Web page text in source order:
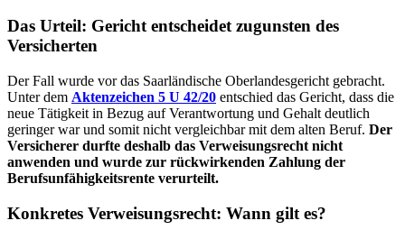
Das Urteil: Gericht entscheidet zugunsten des
Versicherten
Der Fall wurde vor das Saarländische Oberlandesgericht gebracht.
Unter dem Aktenzeichen 5 U 42/20 entschied das Gericht, dass die
neue Tätigkeit in Bezug auf Verantwortung und Gehalt deutlich
geringer war und somit nicht vergleichbar mit dem alten Beruf. Der
Versicherer durfte deshalb das Verweisungsrecht nicht
anwenden und wurde zur rückwirkenden Zahlung der
Berufsunfähigkeitsrente verurteilt.
Konkretes Verweisungsrecht: Wann gilt es?